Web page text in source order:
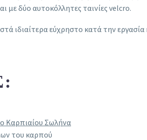
με δύο αυτοκόλλητες ταινίες velcro.
ιδιαίτερα εύχρηστο κατά την εργασία
Καρπιαίου Σωλήνα
του καρπού